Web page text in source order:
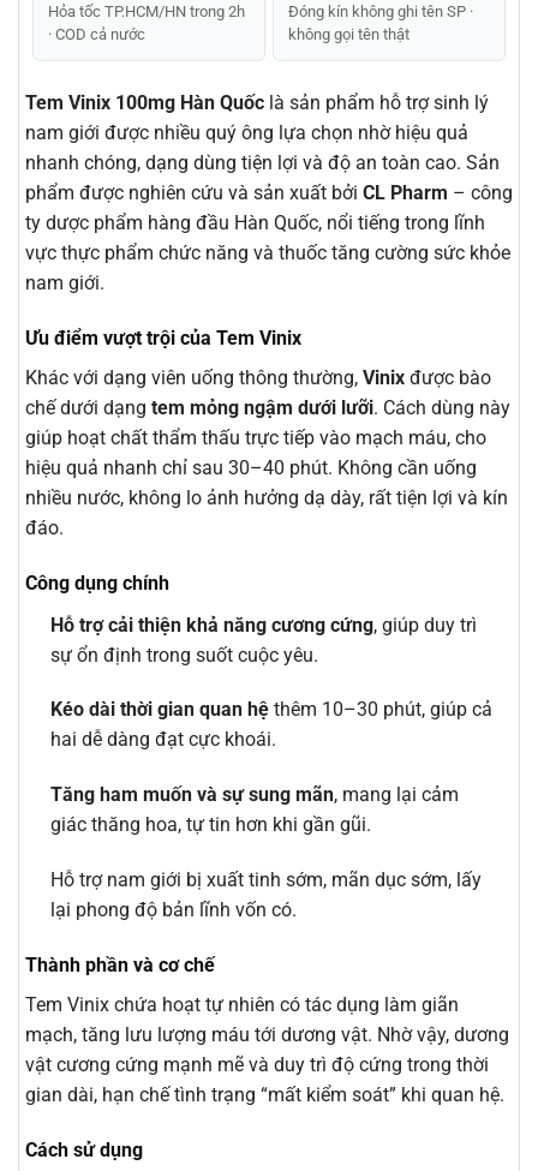
Hỏa tốc TP.HCM/HN trong 2h
· COD cả nước
Đóng kín không ghi tên SP ·
không gọi tên thật
Tem Vinix 100mg Hàn Quốc là sản phẩm hỗ trợ sinh lý
nam giới được nhiều quý ông lựa chọn nhờ hiệu quả
nhanh chóng, dạng dùng tiện lợi và độ an toàn cao. Sản
phẩm được nghiên cứu và sản xuất bởi CL Pharm – công
ty dược phẩm hàng đầu Hàn Quốc, nổi tiếng trong lĩnh
vực thực phẩm chức năng và thuốc tăng cường sức khỏe
nam giới.
Ưu điểm vượt trội của Tem Vinix
Khác với dạng viên uống thông thường, Vinix được bào
chế dưới dạng tem mỏng ngậm dưới lưỡi. Cách dùng này
giúp hoạt chất thẩm thấu trực tiếp vào mạch máu, cho
hiệu quả nhanh chỉ sau 30–40 phút. Không cần uống
nhiều nước, không lo ảnh hưởng dạ dày, rất tiện lợi và kín
đáo.
Công dụng chính
Hỗ trợ cải thiện khả năng cương cứng, giúp duy trì
sự ổn định trong suốt cuộc yêu.
Kéo dài thời gian quan hệthêm 10–30 phút, giúp cả
hai dễ dàng đạt cực khoái.
Tăng ham muốn và sự sung mãn, mang lại cảm
giác thăng hoa, tự tin hơn khi gần gũi.
Hỗ trợ nam giới bị xuất tinh sớm, mãn dục sớm, lấy
lại phong độ bản lĩnh vốn có.
Thành phần và cơ chế
Tem Vinix chứa hoạt tự nhiên có tác dụng làm giãn
mạch, tăng lưu lượng máu tới dương vật. Nhờ vậy, dương
vật cương cứng mạnh mẽ và duy trì độ cứng trong thời
gian dài, hạn chế tình trạng “mất kiểm soát” khi quan hệ.
Cách sử dụng